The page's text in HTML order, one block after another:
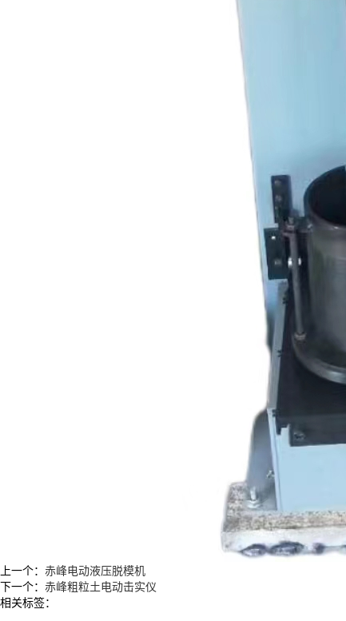
上一个： 赤峰电动液压脱模机
下一个： 赤峰粗粒土电动击实仪
相关标签：